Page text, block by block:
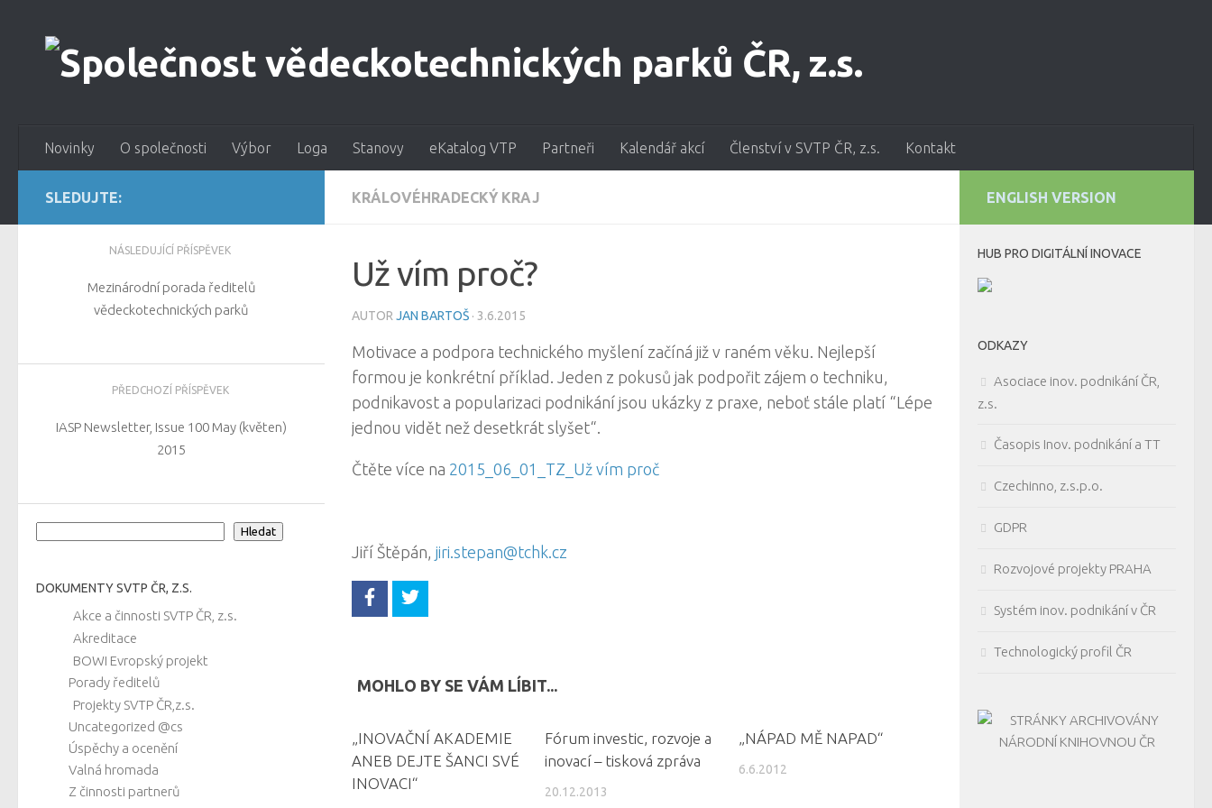
Novinky O společnosti Výbor Loga Stanovy eKatalog VTP Partneři Kalendář akcí Členství v SVTP ČR, z.s. Kontakt
KRÁLOVÉHRADECKÝ KRAJ
Už vím proč?
AUTOR JAN BARTOŠ · 3.6.2015
Motivace a podpora technického myšlení začíná již v raném věku. Nejlepší
formou je konkrétní příklad. Jeden z pokusů jak podpořit zájem o techniku,
podnikavost a popularizaci podnikání jsou ukázky z praxe, neboť stále platí “Lépe
jednou vidět než desetkrát slyšet“.
Čtěte více na 2015_06_01_TZ_Už vím proč
Jiří Štěpán, jiri.stepan@tchk.cz
MOHLO BY SE VÁM LÍBIT...
„INOVAČNÍ AKADEMIE
ANEB DEJTE ŠANCI SVÉ
INOVACI“
Fórum investic, rozvoje a
inovací – tisková zpráva
20.12.2013
„NÁPAD MĚ NAPAD“
6.6.2012
SLEDUJTE:
NÁSLEDUJÍCÍ PŘÍSPĚVEK
Mezinárodní porada ředitelů
vědeckotechnických parků
PŘEDCHOZÍ PŘÍSPĚVEK
IASP Newsletter, Issue 100 May (květen)
2015
Hledat
DOKUMENTY SVTP ČR, Z.S.
Akce a činnosti SVTP ČR, z.s.
Akreditace
BOWI Evropský projekt
Porady ředitelů
Projekty SVTP ČR,z.s.
Uncategorized @cs
Úspěchy a ocenění
Valná hromada
Z činnosti partnerů
ENGLISH VERSION
HUB PRO DIGITÁLNÍ INOVACE
ODKAZY
Asociace inov. podnikání ČR,
z.s.
Časopis Inov. podnikání a TT
Czechinno, z.s.p.o.
GDPR
Rozvojové projekty PRAHA
Systém inov. podnikání v ČR
Technologický profil ČR